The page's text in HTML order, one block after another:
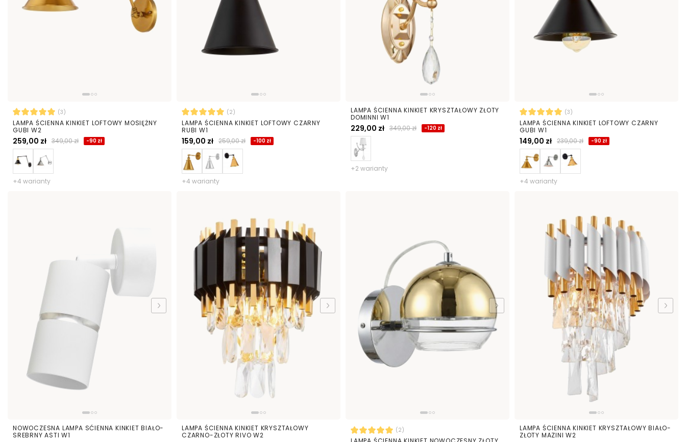
(3)
LAMPA ŚCIENNA KINKIET LOFTOWY MOSIĘŻNY
GUBI W2
259,00 zł 349,00 zł -90 zł
+4 warianty
(2)
LAMPA ŚCIENNA KINKIET LOFTOWY CZARNY
RUBI W1
159,00 zł 259,00 zł -100 zł
+4 warianty
LAMPA ŚCIENNA KINKIET KRYSZTAŁOWY ZŁOTY
DOMINNI W1
229,00 zł 349,00 zł -120 zł
+2 warianty
(3)
LAMPA ŚCIENNA KINKIET LOFTOWY CZARNY
GUBI W1
149,00 zł 239,00 zł -90 zł
+4 warianty
NOWOCZESNA LAMPA SĆIENNA KINKIET BIAŁO-
SREBRNY ASTI W1
LAMPA ŚCIENNA KINKIET KRYSZTAŁOWY
CZARNO-ZŁOTY RIVO W2
(2)
LAMPA ŚCIENNA KINKIET KRYSZTAŁOWY BIAŁO-
ZŁOTY MAZINI W2